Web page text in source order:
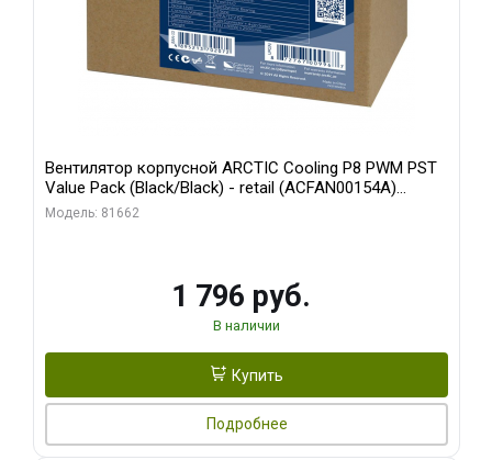
Вентилятор корпусной ARCTIC Cooling P8 PWM PST
Value Pack (Black/Black) - retail (ACFAN00154A)
(702072)
Модель: 81662
1 796 руб.
В наличии
Купить
Подробнее